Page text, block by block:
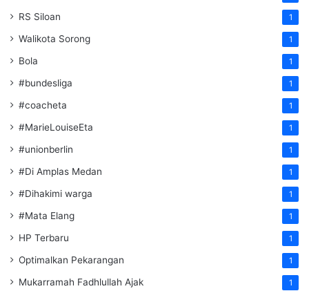
RS Siloan 1
Walikota Sorong 1
Bola 1
#bundesliga 1
#coacheta 1
#MarieLouiseEta 1
#unionberlin 1
#Di Amplas Medan 1
#Dihakimi warga 1
#Mata Elang 1
HP Terbaru 1
Optimalkan Pekarangan 1
Mukarramah Fadhlullah Ajak 1